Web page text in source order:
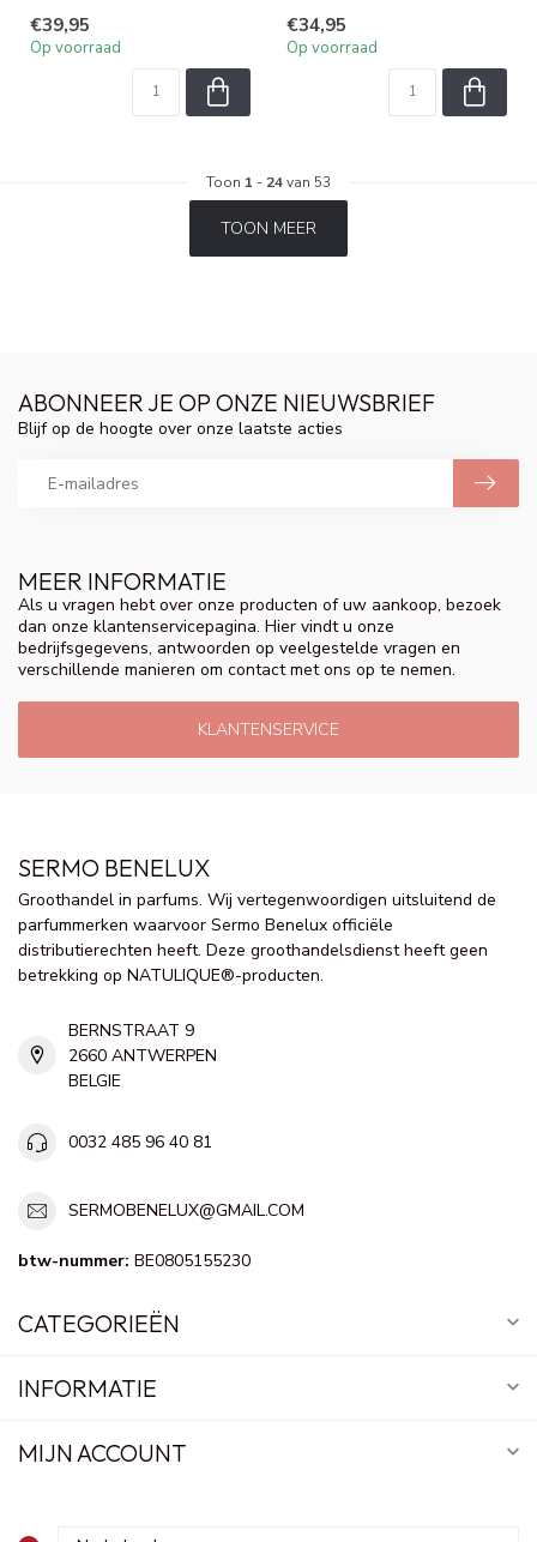
€39,95
Op voorraad
gevoelig en bescha...
€34,95
Op voorraad
Toon 1 - 24van 53
TOON MEER
MEER INFORMATIE
Als u vragen hebt over onze producten of uw aankoop, bezoek
dan onze klantenservicepagina. Hier vindt u onze
bedrijfsgegevens, antwoorden op veelgestelde vragen en
verschillende manieren om contact met ons op te nemen.
KLANTENSERVICE
ABONNEER JE OP ONZE NIEUWSBRIEF
Blijf op de hoogte over onze laatste acties
SERMO BENELUX
Groothandel in parfums. Wij vertegenwoordigen uitsluitend de
parfummerken waarvoor Sermo Benelux officiële
distributierechten heeft. Deze groothandelsdienst heeft geen
betrekking op NATULIQUE®-producten.
BERNSTRAAT 9
2660 ANTWERPEN
BELGIE
0032 485 96 40 81
SERMOBENELUX@GMAIL.COM
btw-nummer: BE0805155230
CATEGORIEËN
INFORMATIE
MIJN ACCOUNT